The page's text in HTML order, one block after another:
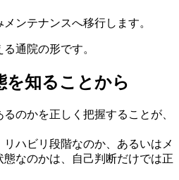
ンテナンスへ移行します。
通院の形です。
を知ることから
のかを正しく把握することが、
ハビリ段階なのか、あるいはメ
なのかは、自己判断だけでは正